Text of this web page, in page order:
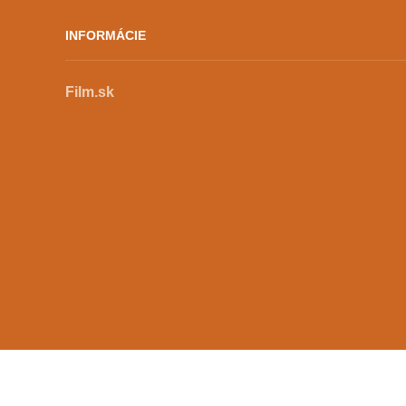
INFORMÁCIE
Film.sk